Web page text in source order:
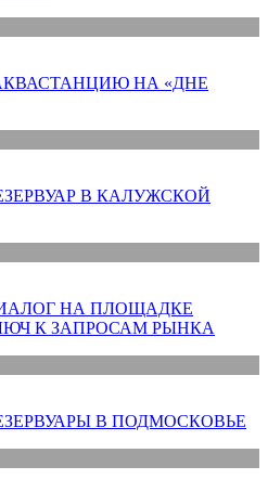
НА «ДНЕ
В КАЛУЖСКОЙ
НА ПЛОЩАДКЕ
К ЗАПРОСАМ РЫНКА
В ПОДМОСКОВЬЕ